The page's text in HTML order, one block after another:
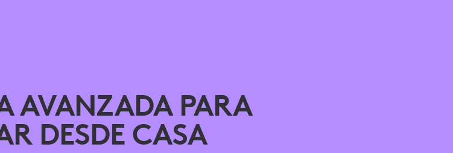
AVANZADA PARA
DESDE CASA